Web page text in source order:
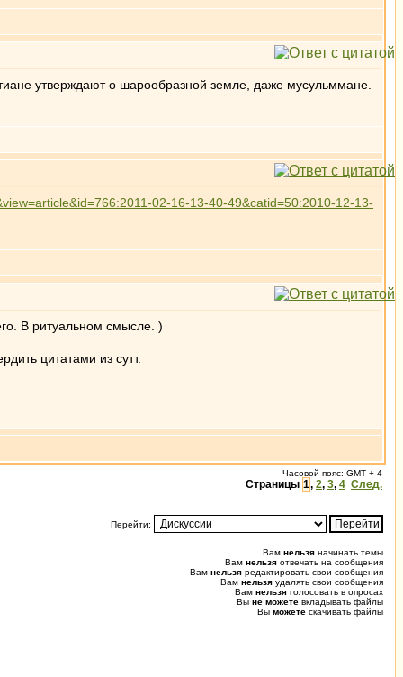
утверждают о шарообразной земле, даже мусульммане.
02-16-13-40-49&catid=50:2010-12-13-
В ритуальном смысле. )
цитатами из сутт.
Часовой пояс: GMT + 4
Страницы 1, 2, 3, 4 След.
Перейти:
Вам нельзя начинать темы
Вам нельзя отвечать на сообщения
Вам нельзя редактировать свои сообщения
Вам нельзя удалять свои сообщения
Вам нельзя голосовать в опросах
Вы не можете вкладывать файлы
Вы можете скачивать файлы